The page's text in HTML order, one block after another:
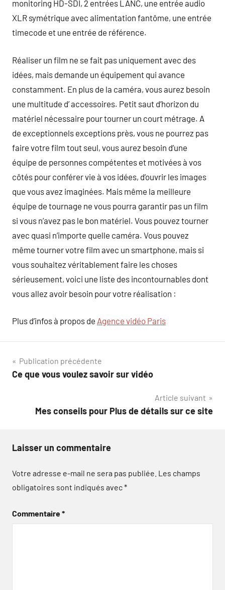
monitoring HD-SDI, 2 entrées LANC, une entrée audio
XLR symétrique avec alimentation fantôme, une entrée
timecode et une entrée de référence.
Réaliser un film ne se fait pas uniquement avec des
idées, mais demande un équipement qui avance
constamment. En plus de la caméra, vous aurez besoin
une multitude d’ accessoires. Petit saut d’horizon du
matériel nécessaire pour tourner un court métrage. A
de exceptionnels exceptions près, vous ne pourrez pas
faire votre film tout seul, vous aurez besoin d’une
équipe de personnes compétentes et motivées à vos
côtés pour conférer vie à vos idées, d’ouvrir les images
que vous avez imaginées. Mais même la meilleure
équipe de tournage ne vous pourra garantir pas un film
si vous n’avez pas le bon matériel. Vous pouvez tourner
avec quasi n’importe quelle caméra. Vous pouvez
même tourner votre film avec un smartphone, mais si
vous souhaitez véritablement faire les choses
sérieusement, voici une liste des incontournables dont
vous allez avoir besoin pour votre réalisation :
Plus d’infos à propos de Agence vidéo Paris
Navigation
de
Publication précédente
Ce que vous voulez savoir sur vidéo
Article suivant
Mes conseils pour Plus de détails sur ce site
Laisser un commentaire
Votre adresse e-mail ne sera pas publiée. Les champs
obligatoires sont indiqués avec*
Commentaire*